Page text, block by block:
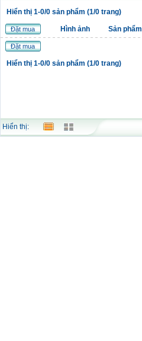
Hiển thị 1-0/0 sản phẩm (1/0 trang)
Đặt mua Hình ảnh Sản phẩm
Đặt mua
Hiển thị 1-0/0 sản phẩm (1/0 trang)
Hiển thị: